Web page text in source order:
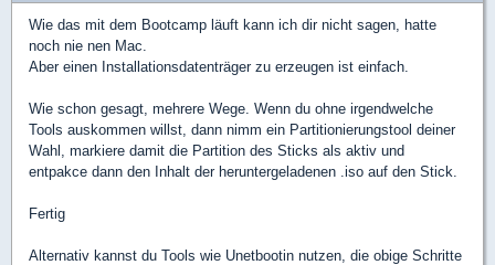
Wie das mit dem Bootcamp läuft kann ich dir nicht sagen, hatte
noch nie nen Mac.
Aber einen Installationsdatenträger zu erzeugen ist einfach.
Wie schon gesagt, mehrere Wege. Wenn du ohne irgendwelche
Tools auskommen willst, dann nimm ein Partitionierungstool deiner
Wahl, markiere damit die Partition des Sticks als aktiv und
entpakce dann den Inhalt der heruntergeladenen .iso auf den Stick.
Fertig
Alternativ kannst du Tools wie Unetbootin nutzen, die obige Schritte